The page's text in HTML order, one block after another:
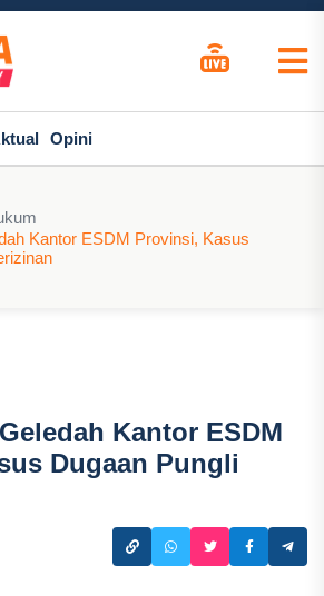
Opini
Kantor ESDM Provinsi, Kasus
Kantor ESDM
Dugaan Pungli